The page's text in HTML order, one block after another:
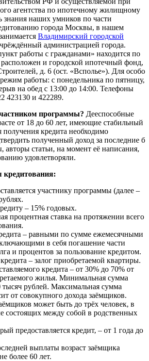
агентства по ипотечному жилищному
знания наших умников по части
города Москвы, в нашем
Владимирский городской
администрацией города.
работы с гражданами» находится по
расположен и городской ипотечный фонд,
д. 6 (ост. «Всполье»). Для особо
работы: с понедельника по пятницу,
на обед с 13:00 до 14:00. Телефоны
423130 и 422289.
программы? Дееспособные
от 18 до 60 лет, имеющие стабильный
получения кредита необходимо
полученный доход за последние б
авторы статьи, на момент её написания,
удовлетворяли.
кредитования:
участнику программы (далее –
– 15% годовых.
процентная ставка на протяжении всего
– равными по сумме ежемесячными
в себя погашение части
и процентов за пользование кредитом.
– залог приобретаемой квартиры.
кредита – от 30% до 70% от
жилья. Минимальная сумма
тысяч рублей. Максимальная сумма
от совокупного дохода заёмщиков.
может быть до трёх человек, в
состоящих между собой в родственных
предоставляется кредит, – от 1 года до
выплаты возраст заёмщика
более 60 лет.